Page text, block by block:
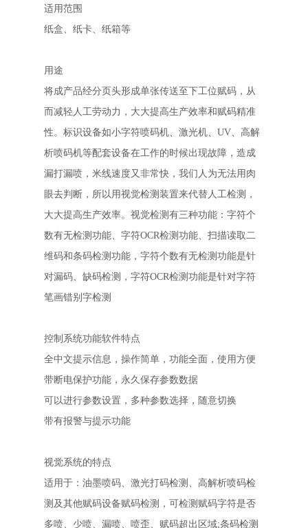
适用范围
纸盒、纸卡、纸箱等
用途
将成产品经分页头形成单张传送至下工位赋码，从
而减轻人工劳动力，大大提高生产效率和赋码精准
性。标识设备如小字符喷码机、激光机、UV、高解
析喷码机等配套设备在工作的时候出现故障，造成
漏打漏喷，米线速度又非常快，我们人为无法用肉
眼去判断，所以用视觉检测装置来代替人工检测，
大大提高生产效率。视觉检测有三种功能：字符个
数有无检测功能、字符OCR检测功能、扫描读取二
维码和条码检测功能，字符个数有无检测功能是针
对漏码、缺码检测，字符OCR检测功能是针对字符
笔画错别字检测
控制系统功能软件特点
全中文提示信息，操作简单，功能全面，使用方便
带断电保护功能，永久保存参数数据
可以进行参数设置，多种参数选择，随意切换
带有报警与提示功能
视觉系统的特点
适用于：油墨喷码、激光打码检测、高解析喷码检
测及其他赋码设备赋码检测，可检测赋码字符是否
多喷、少喷、漏喷、喷歪、赋码超出区域;条码检测